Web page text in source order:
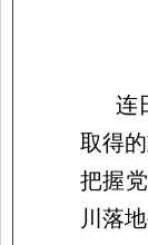
连
取得
把握
川落